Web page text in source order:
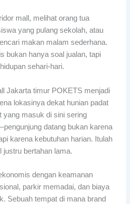
mall, melihat orang tua
yang pulang sekolah, atau
makan malam sederhana.
bukan hanya soal jualan, tapi
sehari-hari.
Jakarta timur POKETS menjadi
lokasinya dekat hunian padat
yang masuk di sini sering
datang bukan karena
karena kebutuhan harian. Itulah
justru bertahan lama.
dengan keamanan
parkir memadai, dan biaya
Sebuah tempat di mana brand